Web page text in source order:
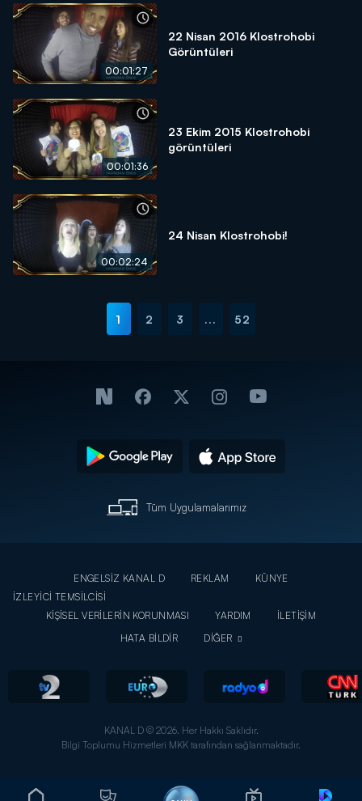
00:01:27
22 Nisan 2016 Klostrohobi
Görüntüleri
00:01:36
23 Ekim 2015 Klostrohobi
görüntüleri
00:02:24
24 Nisan Klostrohobi!
1 2 3 ... 52
Tüm Uygulamalarımız
ENGELSİZ KANAL D REKLAM
KÜNYE
İZLEYİCİ TEMSİLCİSİ
KİŞİSEL VERİLERİN KORUNMASI
YARDIM
İLETİŞİM
HATA BİLDİR
DİĞER
KANAL D © 2026. Her Hakkı Saklıdır.
Bilgi Toplumu Hizmetleri MKK tarafından sağlanmaktadır.